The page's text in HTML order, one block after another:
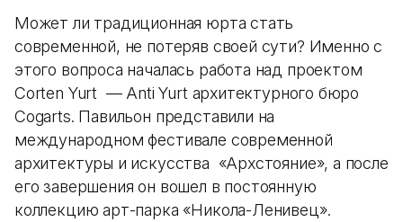
Может ли традиционная юрта стать
современной, не потеряв своей сути? Именно с
этого вопроса началась работа над проектом
Corten Yurt — Anti Yurt архитектурного бюро
Cogarts. Павильон представили на
международном фестивале современной
архитектуры и искусства «Архстояние», а после
его завершения он вошел в постоянную
коллекцию арт-парка «Никола-Ленивец».